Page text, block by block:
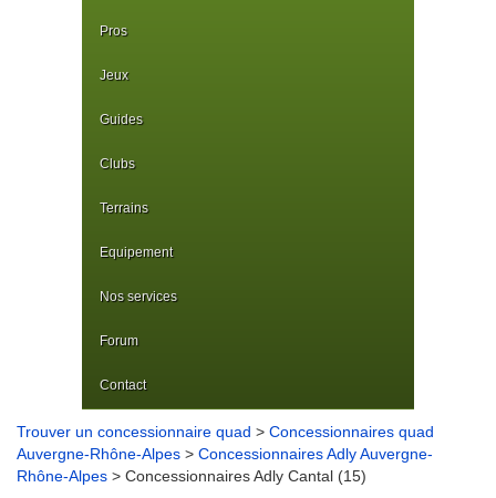
Pros
Jeux
Guides
Clubs
Terrains
Equipement
Nos services
Forum
Contact
Trouver un concessionnaire quad > Concessionnaires quad
Auvergne-Rhône-Alpes > Concessionnaires Adly Auvergne-
Rhône-Alpes > Concessionnaires Adly Cantal (15)